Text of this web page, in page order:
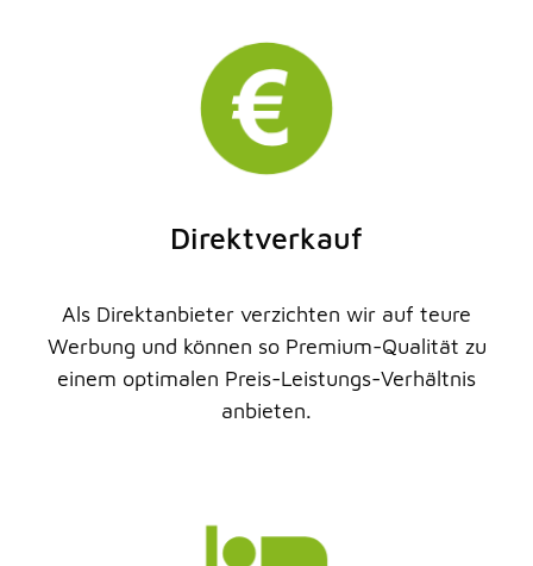
Direktverkauf
Als Direktanbieter verzichten wir auf teure
Werbung und können so Premium-Qualität zu
einem optimalen Preis-Leistungs-Verhältnis
anbieten.